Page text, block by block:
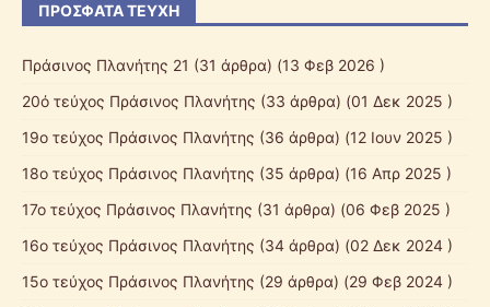
ΠΡΌΣΦΑΤΑ ΤΕΎΧΗ
Πράσινος Πλανήτης 21 (31 άρθρα) (13 Φεβ 2026 )
20ό τεύχος Πράσινος Πλανήτης (33 άρθρα) (01 Δεκ 2025 )
19ο τεύχος Πράσινος Πλανήτης (36 άρθρα) (12 Ιουν 2025 )
18ο τεύχος Πράσινος Πλανήτης (35 άρθρα) (16 Απρ 2025 )
17ο τεύχος Πράσινος Πλανήτης (31 άρθρα) (06 Φεβ 2025 )
16ο τεύχος Πράσινος Πλανήτης (34 άρθρα) (02 Δεκ 2024 )
15ο τεύχος Πράσινος Πλανήτης (29 άρθρα) (29 Φεβ 2024 )